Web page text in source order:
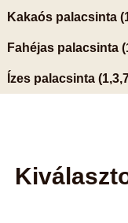
Kakaós palacsinta
Fahéjas palacsinta
Ízes palacsinta